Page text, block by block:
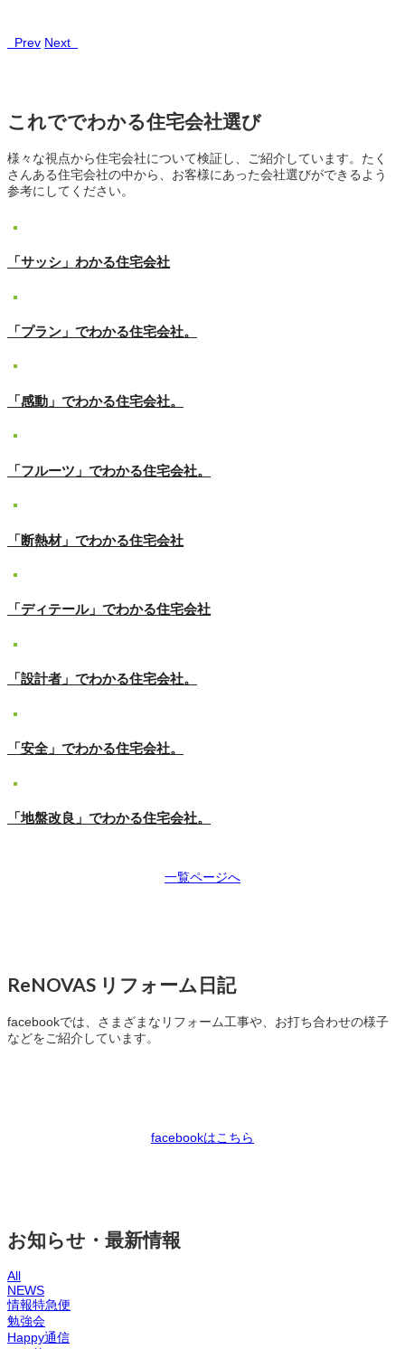
Prev Next
これででわかる住宅会社選び
様々な視点から住宅会社について検証し、ご紹介しています。たく
さんある住宅会社の中から、お客様にあった会社選びができるよう
参考にしてください。
「サッシ」わかる住宅会社
「プラン」でわかる住宅会社。
「感動」でわかる住宅会社。
「フルーツ」でわかる住宅会社。
「断熱材」でわかる住宅会社
「ディテール」でわかる住宅会社
「設計者」でわかる住宅会社。
「安全」でわかる住宅会社。
「地盤改良」でわかる住宅会社。
一覧ページへ
ReNOVAS リフォーム日記
facebookでは、さまざまなリフォーム工事や、お打ち合わせの様子
などをご紹介しています。
facebookはこちら
お知らせ・最新情報
All
NEWS
情報特急便
勉強会
Happy通信